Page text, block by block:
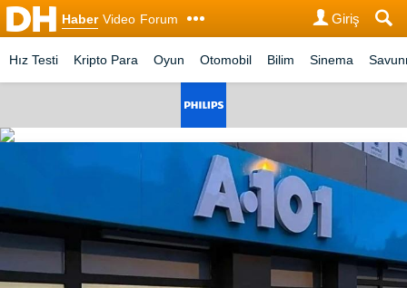
Haber Video Forum Giriş
Hız Testi Kripto Para Oyun Otomobil Bilim Sinema